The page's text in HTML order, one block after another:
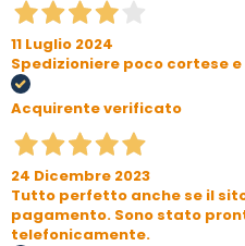
11 Luglio 2024
Spedizioniere poco cortese
Acquirente verificato
24 Dicembre 2023
Tutto perfetto anche se il
pagamento. Sono stato
telefonicamente.